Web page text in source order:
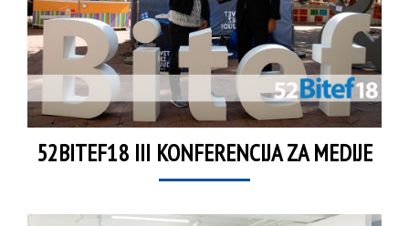
52BITEF18 III KONFERENCIJA ZA MEDIJE